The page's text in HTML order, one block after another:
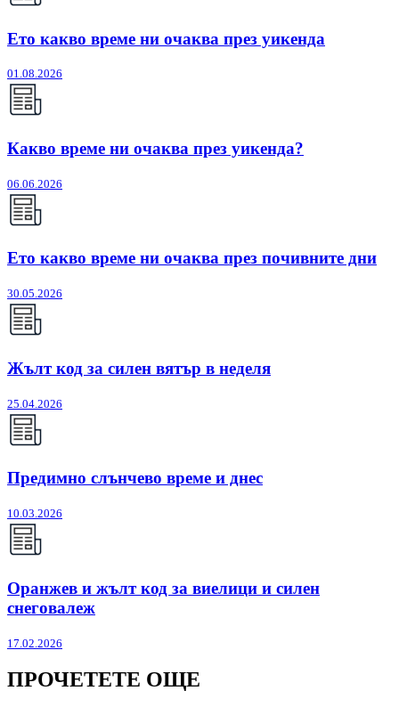
Ето какво време ни очаква през уикенда
01.08.2026
Какво време ни очаква през уикенда?
06.06.2026
Ето какво време ни очаква през почивните дни
30.05.2026
Жълт код за силен вятър в неделя
25.04.2026
Предимно слънчево време и днес
10.03.2026
Оранжев и жълт код за виелици и силен
снеговалеж
17.02.2026
ПРОЧЕТЕТЕ ОЩЕ